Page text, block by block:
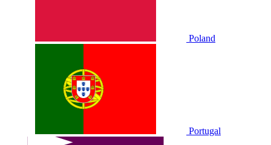
Poland
Portugal